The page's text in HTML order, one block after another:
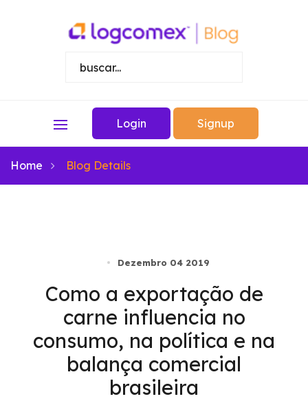
Login Signup
Home Blog Details
Dezembro 04 2019
Como a exportação de
carne influencia no
consumo, na política e na
balança comercial
brasileira